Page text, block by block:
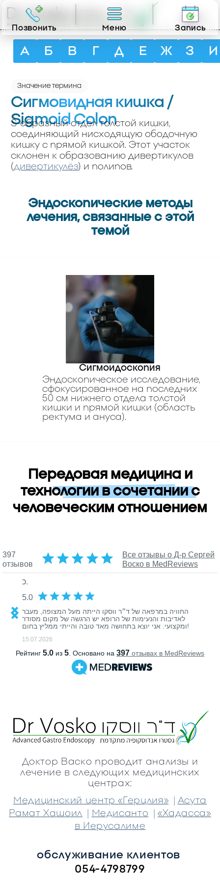
Позвонить Меню Запись
А Б В Г Д Е Ж З И
Значение термина
Сигмовидная кишка /
Sigmoid Colon
S-образный отдел толстой кишки,
соединяющий нисходящую ободочную
кишку с прямой кишкой. Этот участок
склонен к образованию дивертикулов
(дивертикулёз) и полипов.
Эндоскопические методы
лечения, связанные с этой
темой
Сигмоидоскопия
Эндоскопическое исследование,
сфокусированное на последних
50 см нижнего отдела толстой
кишки и прямой кишки (область
ректума и ануса).
Передовая медицина и
технологии в сочетании с
человеческим отношением
אנושיות
Доктор Васко проводит анализы и
лечение в следующих медицинских
центрах:
Медицинский центр «Герцлия» | Асута
Рамат Хашоил
| Медисанто | «Хадасса»
в Иерусалиме
обслуживание клиентов
054-4798799